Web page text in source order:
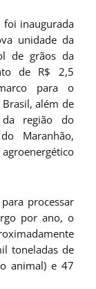
foi inaugurada
unidade da
de grãos da
de R$ 2,5
para o
além de
da região do
Maranhão,
processar
por ano, o
toneladas de
animal) e 47